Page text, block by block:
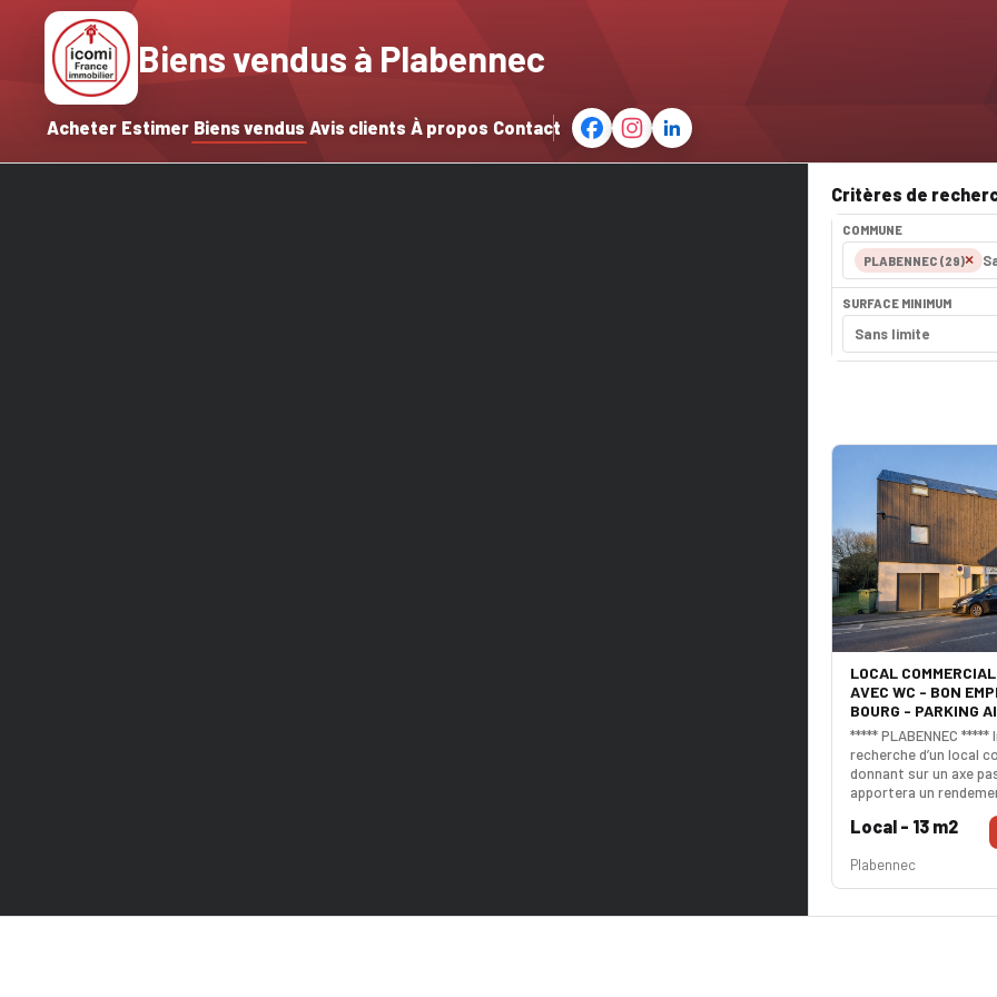
Acheter Estimer Biens vendus Avis clients À propos Contact
Biens vendus à Plabennec
Critères de
COMMUNE
PLABENNEC (29)×
SURFACE MINIMUM
LOCAL
AVEC WC - BON
BOURG - PARKING
***** PLABENNEC
recherche d’un local
donnant sur un axe
apportera un
intéressant de 4560€
copropriété récente
centre du bourg avec
jusqu'au 12/05/2033,
vous ! Une visite
Local - 13 m2
Plabennec